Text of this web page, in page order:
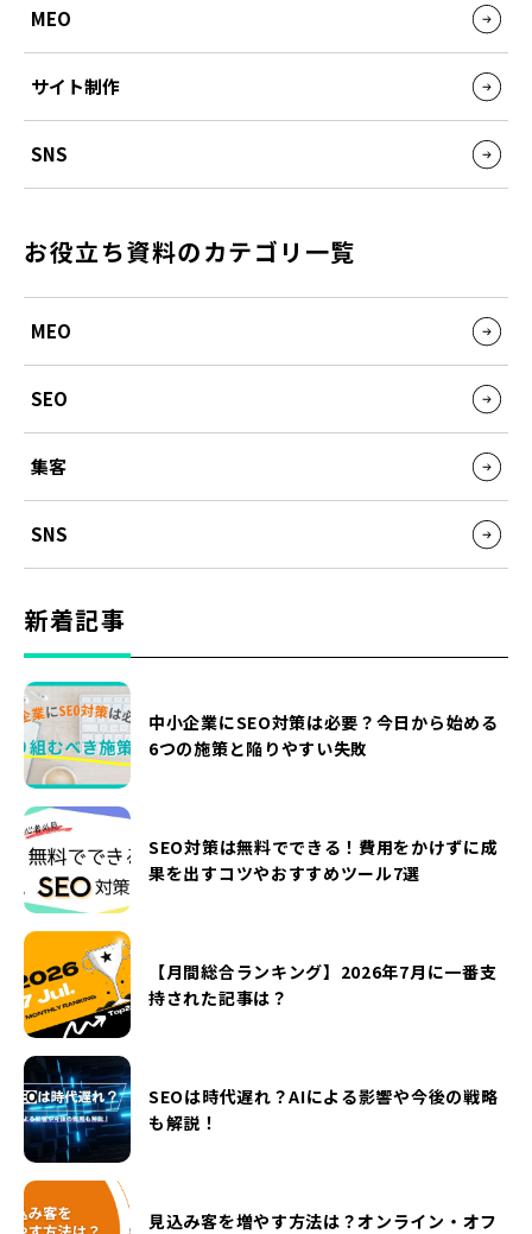
MEO
サイト制作
SNS
お役立ち資料のカテゴリ一覧
MEO
SEO
集客
SNS
新着記事
中小企業にSEO対策は必要？今日から始める
6つの施策と陥りやすい失敗
SEO対策は無料でできる！費用をかけずに成
果を出すコツやおすすめツール7選
【月間総合ランキング】2026年7月に一番支
持された記事は？
SEOは時代遅れ？AIによる影響や今後の戦略
も解説！
見込み客を増やす方法は？オンライン・オフ